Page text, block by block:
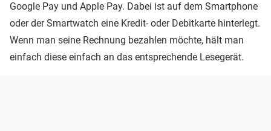
Google Pay und Apple Pay. Dabei ist auf dem Smartphone
oder der Smartwatch eine Kredit- oder Debitkarte hinterlegt.
Wenn man seine Rechnung bezahlen möchte, hält man
einfach diese einfach an das entsprechende Lesegerät.